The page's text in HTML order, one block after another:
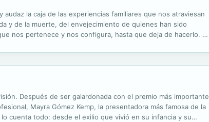
la caja de las experiencias familiares que nos atraviesan
y de la muerte, del envejecimiento de quienes han sido
nos pertenece y nos configura, hasta que deja de hacerlo. Mi
Después de ser galardonada con el premio más importante
Mayra Gómez Kemp, la presentadora más famosa de la
cuenta todo: desde el exilio que vivió en su infancia y su